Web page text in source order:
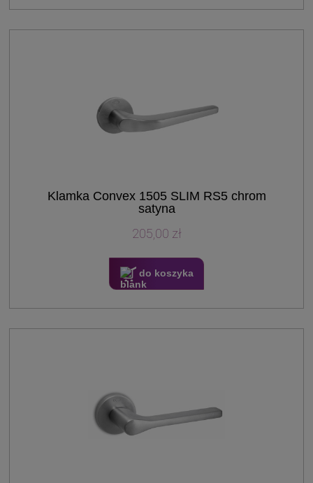
Klamka Convex 1505 SLIM RS5 chrom
satyna
205,00 zł
do koszyka